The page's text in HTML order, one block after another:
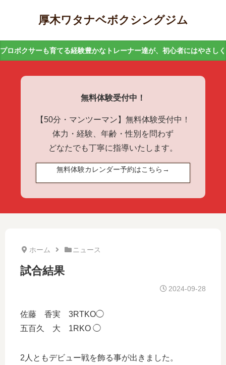
厚木ワタナベボクシングジム
プロボクサーも育てる経験豊かなトレーナー達が、初心者にはやさし
無料体験受付中！
【50分・マンツーマン】無料体験受付中！
体力・経験、年齢・性別を問わず
どなたでも丁寧に指導いたします。
無料体験カレンダー予約はこちら→
ホーム ニュース
試合結果
2024-09-28
佐藤 香実 3RTKO◯
五百久 大 1RKO ◯
2人ともデビュー戦を飾る事が出きました。